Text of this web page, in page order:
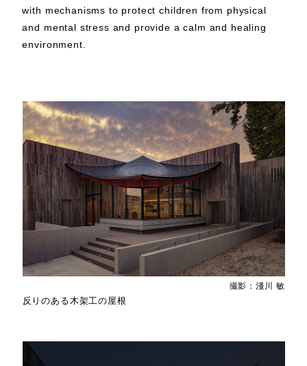
with mechanisms to protect children from physical
and mental stress and provide a calm and healing
environment.
反りのある木架工の屋根
撮影：淺川 敏